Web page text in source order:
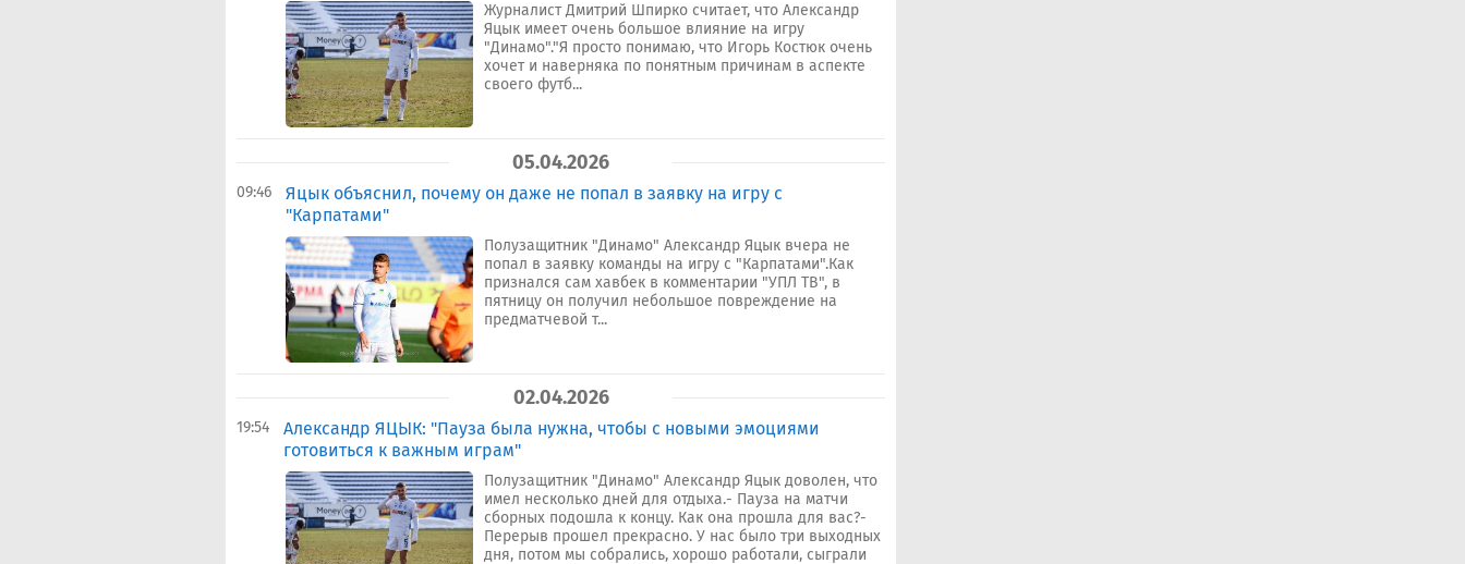
Журналист Дмитрий Шпирко считает, что Александр
Яцык имеет очень большое влияние на игру
"Динамо"."Я просто понимаю, что Игорь Костюк очень
хочет и наверняка по понятным причинам в аспекте
своего футб...
05.04.2026
09:46
Яцык объяснил, почему он даже не попал в заявку на игру с
"Карпатами"
Полузащитник "Динамо" Александр Яцык вчера не
попал в заявку команды на игру с "Карпатами".Как
признался сам хавбек в комментарии "УПЛ ТВ", в
пятницу он получил небольшое повреждение на
предматчевой т...
02.04.2026
19:54
Александр ЯЦЫК: "Пауза была нужна, чтобы с новыми эмоциями
готовиться к важным играм"
Полузащитник "Динамо" Александр Яцык доволен, что
имел несколько дней для отдыха.- Пауза на матчи
сборных подошла к концу. Как она прошла для вас?-
Перерыв прошел прекрасно. У нас было три выходных
дня, потом мы собрались, хорошо работали, сыграли